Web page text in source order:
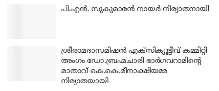
പി.എന്‍. സുകുമാരന്‍ നായര്‍ നിര്യാതനായി
ശ്രീരാമദാസമിഷന്‍ എക്‌സിക്യൂട്ടീവ് കമ്മിറ്റി
അംഗം ഡോ.ബ്രഹ്മചാരി ഭാര്‍ഗവറാമിന്റെ
മാതാവ് കെ.കെ.മീനാക്ഷിയമ്മ
നിര്യാതയായി